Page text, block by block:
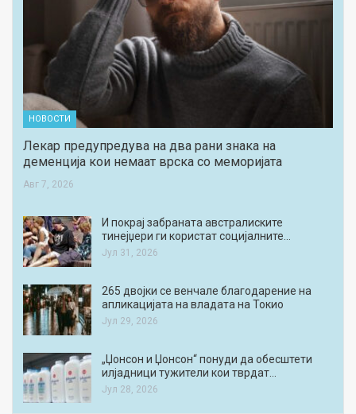
НОВОСТИ
Лекар предупредува на два рани знака на
деменција кои немаат врска со меморијата
Авг 7, 2026
И покрај забраната австралиските
тинејџери ги користат социјалните…
Јул 31, 2026
265 двојки се венчале благодарение на
апликацијата на владата на Токио
Јул 29, 2026
„Џонсон и Џонсон“ понуди да обесштети
илјадници тужители кои тврдат…
Јул 28, 2026